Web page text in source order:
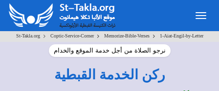
St-Takla.org> Coptic-Service-Corner> Memorize-Bible-Verses> 1-Aiat-Engil-by-Letter
نرجو الصلاة من أجل خدمة الموقع والخدام
ركن الخدمة القبطية